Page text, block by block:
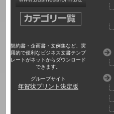
契約書・企画書・文例集など、実
用的で便利なビジネス文書テンプ
レートがネットからダウンロード
できます。
グループサイト
年賀状プリント決定版